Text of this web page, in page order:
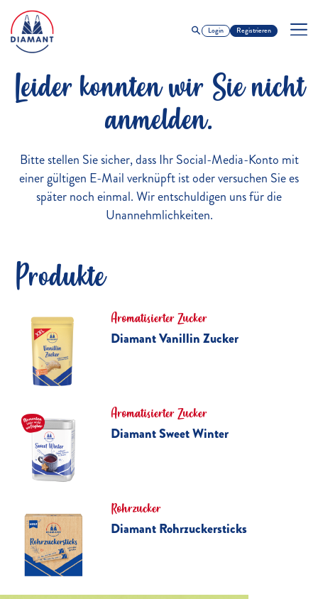
Login Registrieren
Leider konnten wir Sie nicht
anmelden.
Bitte stellen Sie sicher, dass Ihr Social-Media-Konto mit
einer gültigen E-Mail verknüpft ist oder versuchen Sie es
später noch einmal. Wir entschuldigen uns für die
Unannehmlichkeiten.
Produkte
Aromatisierter Zucker
Diamant Vanillin Zucker
Aromatisierter Zucker
Diamant Sweet Winter
Rohrzucker
Diamant Rohrzuckersticks